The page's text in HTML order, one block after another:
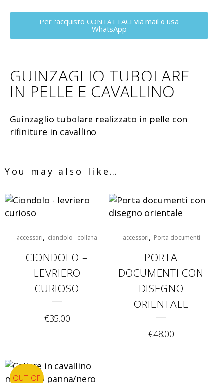
Per l'acquisto CONTATTACI via mail o usa
WhatsApp
GUINZAGLIO TUBOLARE
IN PELLE E CAVALLINO
Guinzaglio tubolare realizzato in pelle con
rifiniture in cavallino
You may also like…
accessori, ciondolo - collana
CIONDOLO –
LEVRIERO
CURIOSO
€35.00
accessori, Porta documenti
PORTA
DOCUMENTI CON
DISEGNO
ORIENTALE
€48.00
OUT OF